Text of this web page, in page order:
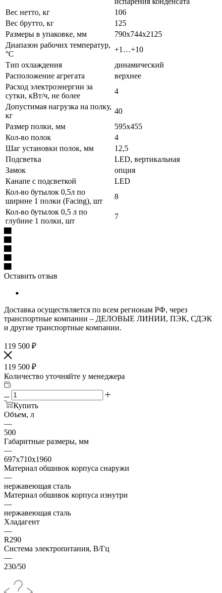
Вес нетто, кг
106
Вес брутто, кг
125
Размеры в упаковке, мм
790х744х2125
Диапазон рабочих температур,
°C
+1…+10
Тип охлаждения
динамический
Расположение агрегата
верхнее
Расход электроэнергии за
сутки, кВт/ч, не более
4
Допустимая нагрузка на полку,
кг
40
Размер полки, мм
595х455
Кол-во полок
4
Шаг установки полок, мм
12,5
Подсветка
LED, вертикальная
Замок
опция
Канапе с подсветкой
LED
Кол-во бутылок 0,5л по
ширине 1 полки (Facing), шт
8
Кол-во бутылок 0,5 л по
глубине 1 полки, шт
7
Оставить отзыв
Доставка осуществляется по всем регионам РФ, через
транспортные компании – ДЕЛОВЫЕ ЛИНИИ, ПЭК, СДЭК
и другие транспортные компании.
119 500 ₽
119 500 ₽
Количество уточняйте у менеджера
Купить
Объем, л
—
500
Габаритные размеры, мм
—
697х710х1960
Материал обшивок корпуса снаружи
—
нержавеющая сталь
Материал обшивок корпуса изнутри
—
нержавеющая сталь
Хладагент
—
R290
Система электропитания, В/Гц
—
230/50